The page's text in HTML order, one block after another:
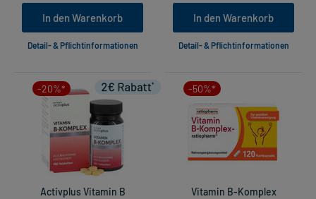
In den Warenkorb
Detail- & Pflichtinformationen
In den Warenkorb
Detail- & Pflichtinformationen
-20%*
Activplus Vitamin B
-50%*
Vitamin B-Komplex